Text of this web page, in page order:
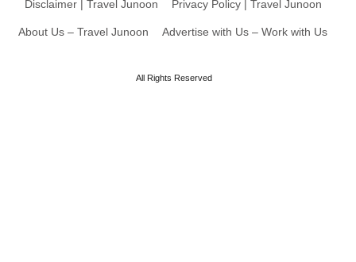
Disclaimer | Travel Junoon Privacy Policy | Travel Junoon
About Us – Travel Junoon Advertise with Us – Work with Us
All Rights Reserved